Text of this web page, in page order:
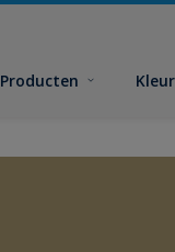
Producten